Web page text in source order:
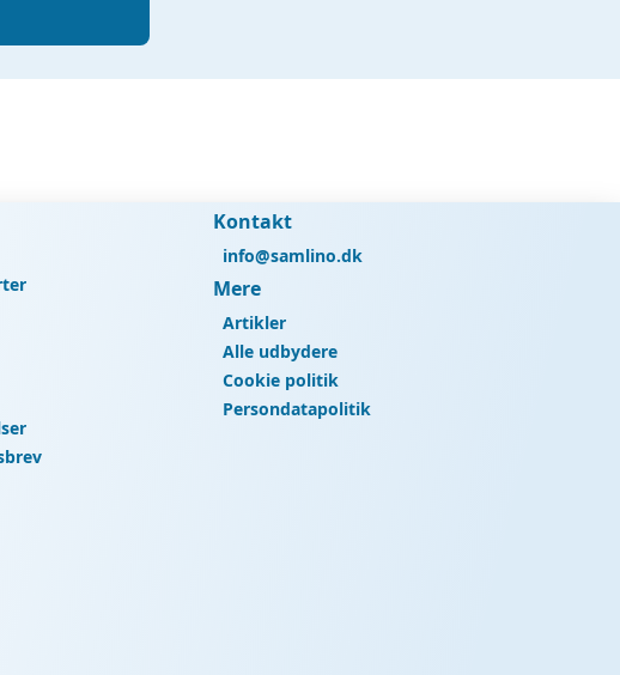
Kontakt
info@samlino.dk
Mere
Artikler
Alle udbydere
Cookie politik
Persondatapolitik